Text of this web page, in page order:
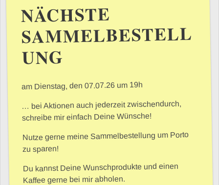
NÄCHSTE
SAMMELBESTELL
UNG
am Dienstag, den 07.07.26 um 19h
… bei Aktionen auch jederzeit zwischendurch,
schreibe mir einfach Deine Wünsche!
Nutze gerne meine Sammelbestellung um Porto
zu sparen!
Du kannst Deine Wunschprodukte und einen
Kaffee gerne bei mir abholen.